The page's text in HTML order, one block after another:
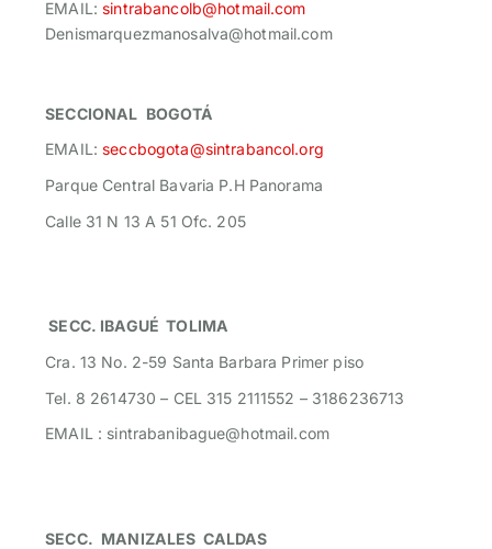
EMAIL:sintrabancolb@hotmail.com
Denismarquezmanosalva@hotmail.com
SECCIONAL BOGOTÁ
EMAIL:seccbogota@sintrabancol.org
Parque Central Bavaria P.H Panorama
Calle 31 N 13 A 51 Ofc. 205
SECC. IBAGUÉ TOLIMA
Cra. 13 No. 2-59 Santa Barbara Primer piso
Tel. 8 2614730 – CEL 315 2111552 – 3186236713
EMAIL : sintrabanibague@hotmail.com
SECC. MANIZALES CALDAS